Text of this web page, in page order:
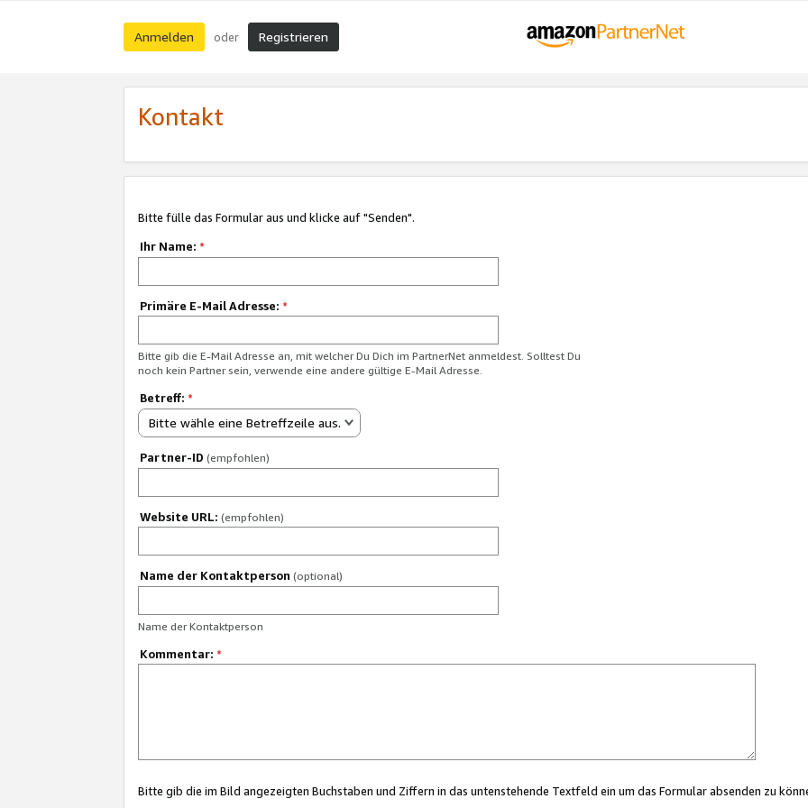
Anmelden oder Registrieren
Kontakt
Bitte fülle das Formular aus und klicke auf "Senden".
Ihr Name: *
Primäre E-Mail Adresse: *
Bitte gib die E-Mail Adresse an, mit welcher Du Dich im PartnerNet anmeldest. Solltest Du
noch kein Partner sein, verwende eine andere gültige E-Mail Adresse.
Betreff: *
Bitte wähle eine Betreffzeile aus.
Partner-ID (empfohlen)
Website URL: (empfohlen)
Name der Kontaktperson (optional)
Name der Kontaktperson
Kommentar: *
Bitte gib die im Bild angezeigten Buchstaben und Ziffern in das untenstehende Textfeld ein um das Formular absenden zu